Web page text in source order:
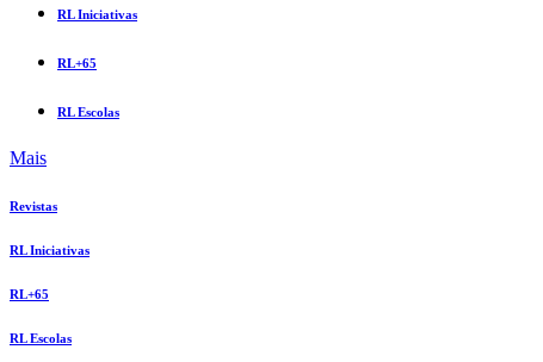
RL Iniciativas
RL+65
RL Escolas
Mais
Revistas
RL Iniciativas
RL+65
RL Escolas